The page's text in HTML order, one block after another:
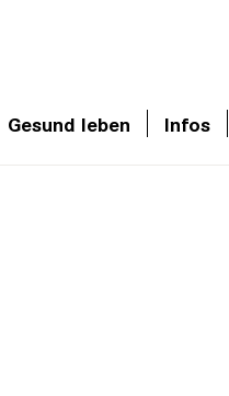
Gesund leben Infos